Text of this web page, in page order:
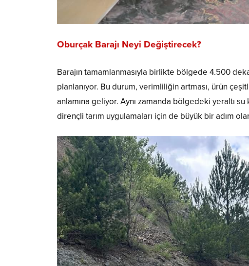
Oburçak Barajı Neyi Değiştirecek?
Barajın tamamlanmasıyla birlikte bölgede 4.500
planlanıyor. Bu durum, verimliliğin artması, ürün
anlamına geliyor. Aynı zamanda bölgedeki yeraltı
dirençli tarım uygulamaları için de büyük bir adım